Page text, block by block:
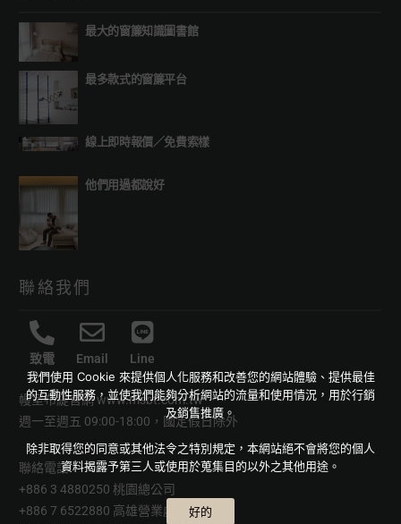
最大的窗簾知識圖書館
最多款式的窗簾平台
線上即時報價／免費索樣
他們用過都說好
聯絡我們
致電 Email Line
幔室布緹官網www.msbt.com.tw
週一至週五 09:00-18:00，國定假日除外
聯絡電話
+886 3 4880250 桃園總公司
+886 7 6522880 高雄營業處
我們使用 Cookie 來提供個人化服務和改善您的網站體驗、提供最佳
的互動性服務，並使我們能夠分析網站的流量和使用情況，用於行銷
及銷售推廣。
除非取得您的同意或其他法令之特別規定，本網站絕不會將您的個人
資料揭露予第三人或使用於蒐集目的以外之其他用途。
好的